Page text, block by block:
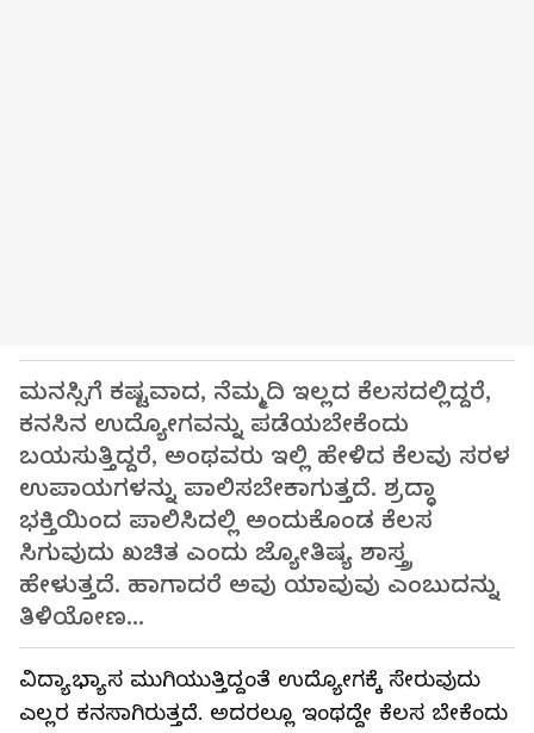
ಮನಸ್ಸಿಗೆ ಕಷ್ಟವಾದ, ನೆಮ್ಮದಿ ಇಲ್ಲದ ಕೆಲಸದಲ್ಲಿದ್ದರೆ,
ಕನಸಿನ ಉದ್ಯೋಗವನ್ನು ಪಡೆಯಬೇಕೆಂದು
ಬಯಸುತ್ತಿದ್ದರೆ, ಅಂಥವರು ಇಲ್ಲಿ ಹೇಳಿದ ಕೆಲವು ಸರಳ
ಉಪಾಯಗಳನ್ನು ಪಾಲಿಸಬೇಕಾಗುತ್ತದೆ. ಶ್ರದ್ಧಾ
ಭಕ್ತಿಯಿಂದ ಪಾಲಿಸಿದಲ್ಲಿ ಅಂದುಕೊಂಡ ಕೆಲಸ
ಸಿಗುವುದು ಖಚಿತ ಎಂದು ಜ್ಯೋತಿಷ್ಯ ಶಾಸ್ತ್ರ
ಹೇಳುತ್ತದೆ. ಹಾಗಾದರೆ ಅವು ಯಾವುವು ಎಂಬುದನ್ನು
ತಿಳಿಯೋಣ...
ವಿದ್ಯಾಭ್ಯಾಸ ಮುಗಿಯುತ್ತಿದ್ದಂತೆ ಉದ್ಯೋಗಕ್ಕೆ ಸೇರುವುದು
ಎಲ್ಲರ ಕನಸಾಗಿರುತ್ತದೆ. ಅದರಲ್ಲೂ ಇಂಥದ್ದೇ ಕೆಲಸ ಬೇಕೆಂದು